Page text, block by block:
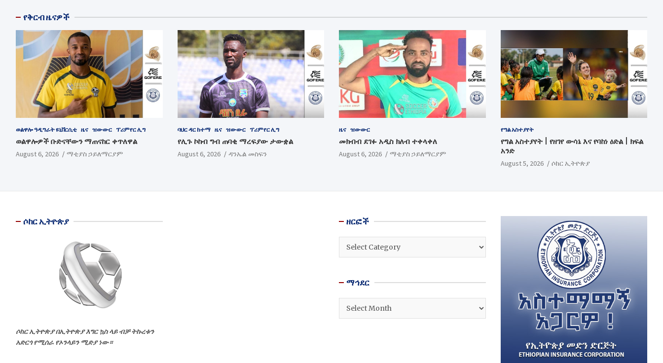
የቅርብ ዜናዎች
ወልዋሎ ዓዲግራት ዩኒቨርሲቲ ዜና ዝውውር ፕሪምየር ሊግ
ወልዋሎዎች ቡድናቸውን ማጠናከር ቀጥለዋል
August 6, 2026 ማቲያስ ኃይለማርያም
ባህር ዳር ከተማ ዜና ዝውውር ፕሪምየር ሊግ
የሊጉ ኮከብ ግብ ጠባቂ ማረፍያው ታውቋል
August 6, 2026 ዳንኤል መስፍን
ዜና ዝውውር
መክብብ ደገፉ አዲስ ክለብ ተቀላቀለ
August 6, 2026 ማቲያስ ኃይለማርያም
የግል አስተያየት
የግል አስተያየት | የዘገየ ውሳኔ እና የባከነ ዕድል | ክፍል
አንድ
August 5, 2026 ሶከር ኢትዮጵያ
ሶከር ኢትዮጵያ
ሶከር ኢትዮጵያ በኢትዮጵያ እግር ኳስ ላይ ብቻ ትኩረቱን
አድርጎ የሚሰራ የኦንላይን ሚድያ ነው።
ዘርፎች
ዘርፎች
ማኅደር
ማኅደር